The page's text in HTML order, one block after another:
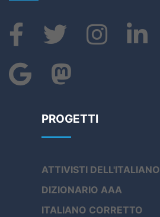
PROGETTI
ATTIVISTI DELL'ITALIANO
DIZIONARIO AAA
ITALIANO CORRETTO